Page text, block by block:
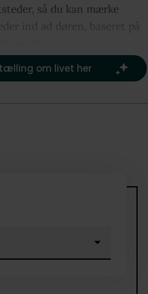
fritidsaktiviteter og trygge
så du kan mærke
ind ad døren, baseret på
om livet her